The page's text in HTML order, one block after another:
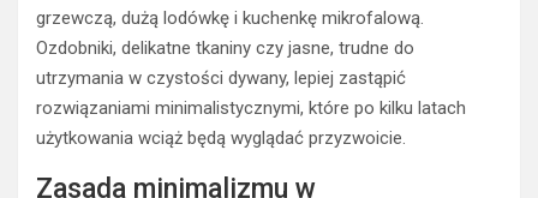
grzewczą, dużą lodówkę i kuchenkę mikrofalową.
Ozdobniki, delikatne tkaniny czy jasne, trudne do
utrzymania w czystości dywany, lepiej zastąpić
rozwiązaniami minimalistycznymi, które po kilku latach
użytkowania wciąż będą wyglądać przyzwoicie.
Zasada minimalizmu w